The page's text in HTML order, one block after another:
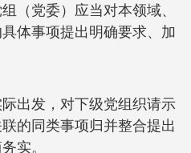
（党委）应当对本领域、
体事项提出明确要求、加
出发，对下级党组织请示
的同类事项归并整合提出
实。